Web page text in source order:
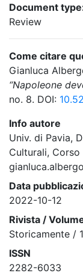
Document
Review
Come citare
Gianluca
“Napoleone
no. 8. DOI:
Info autore
Univ. di Pavia,
Culturali,
Data
2022-10-12
Rivista /
Storicamente /
ISSN
2282-6033